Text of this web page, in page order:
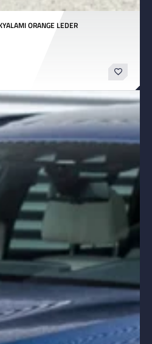
ORANGE LEDER